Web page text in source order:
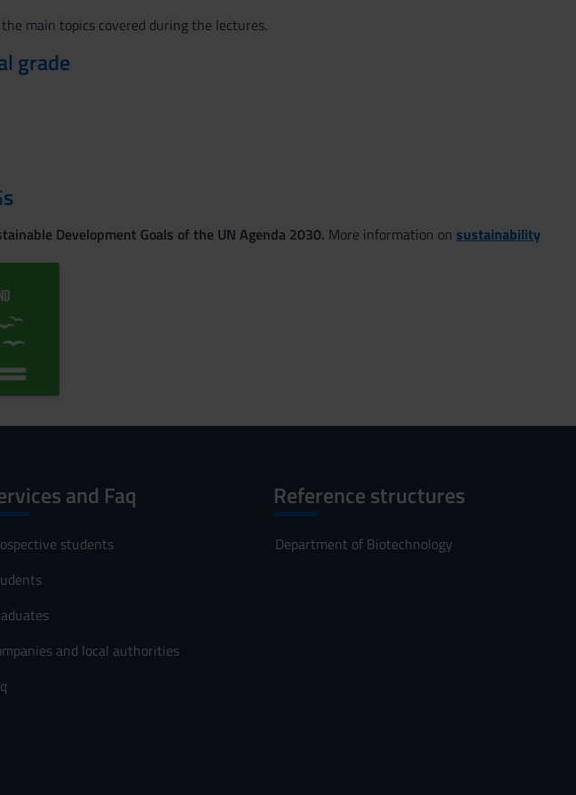
main topics covered during the lectures.
grade
Development Goals of the UN Agenda 2030. More information on sustainability
and Faq
students
and local authorities
Reference structures
Department of Biotechnology